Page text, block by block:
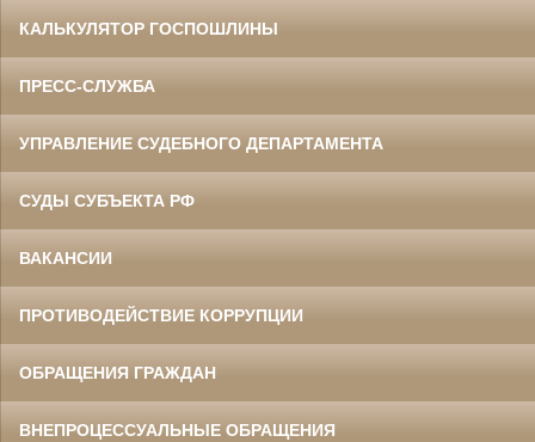
КАЛЬКУЛЯТОР ГОСПОШЛИНЫ
ПРЕСС-СЛУЖБА
УПРАВЛЕНИЕ СУДЕБНОГО ДЕПАРТАМЕНТА
СУДЫ СУБЪЕКТА РФ
ВАКАНСИИ
ПРОТИВОДЕЙСТВИЕ КОРРУПЦИИ
ОБРАЩЕНИЯ ГРАЖДАН
ВНЕПРОЦЕССУАЛЬНЫЕ ОБРАЩЕНИЯ